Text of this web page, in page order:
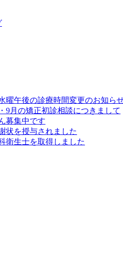
午後の診療時間変更のお知ら
9月の矯正初診相談につきまして
募集中です
状を授与されました
衛生士を取得しました